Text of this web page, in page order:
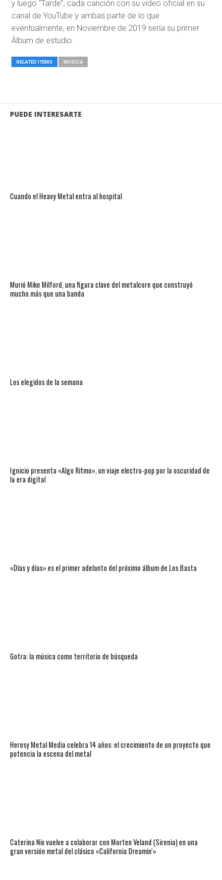
y luego “Tarde”, cada canción con su video oficial en su
canal de YouTube y ambas parte de lo que
eventualmente, en Noviembre de 2019 sería su primer
Álbum de estudio.
RELATED ITEMS MUSICA
PUEDE INTERESARTE
Cuando el Heavy Metal entra al hospital
Murió Mike Milford, una figura clave del metalcore que construyó
mucho más que una banda
Los elegidos de la semana
Ignicio presenta «Algo Ritmo», un viaje electro-pop por la oscuridad de
la era digital
«Días y días» es el primer adelanto del próximo álbum de Los Basta
Gotra: la música como territorio de búsqueda
Heresy Metal Media celebra 14 años: el crecimiento de un proyecto que
potencia la escena del metal
Caterina Nix vuelve a colaborar con Morten Veland (Sirenia) en una
gran versión metal del clásico «California Dreamin'»